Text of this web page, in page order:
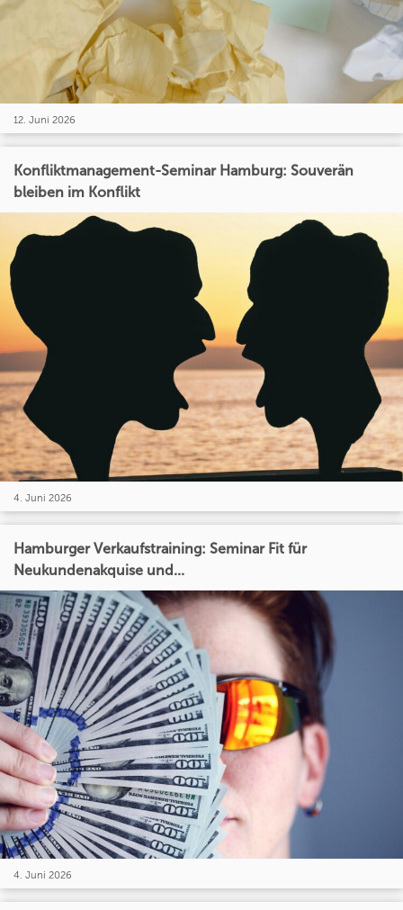
12. Juni 2026
Konfliktmanagement-Seminar Hamburg: Souverän
bleiben im Konflikt
4. Juni 2026
Hamburger Verkaufstraining: Seminar Fit für
Neukundenakquise und...
4. Juni 2026